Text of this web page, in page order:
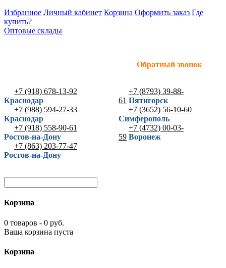
Избранное Личный кабинет Корзина Оформить заказ Где
купить?
Оптовые склады
Обратный звонок
+7 (918) 678-13-92
Краснодар
+7 (988) 594-27-33
Краснодар
+7 (918) 558-90-61
Ростов-на-Дону
+7 (863) 203-77-47
Ростов-на-Дону
+7 (8793) 39-88-
61 Пятигорск
+7 (3652) 56-10-60
Симферополь
+7 (4732) 00-03-
59 Воронеж
Корзина
0 товаров - 0 руб.
Ваша корзина пуста
Корзина